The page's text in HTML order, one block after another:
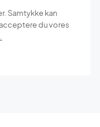
Samtykke kan
du vores